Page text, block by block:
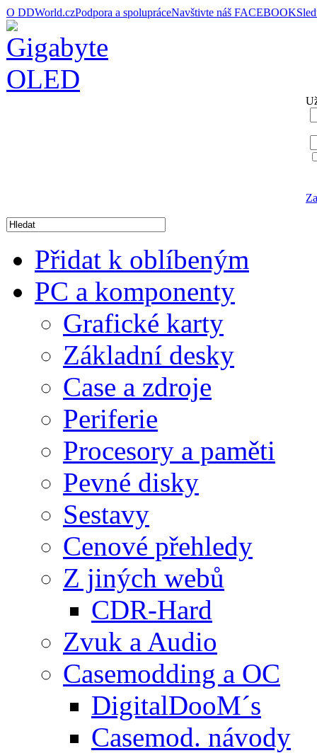
O DDWorld.czPodpora a spolupráceNavštivte náš FACEBOOK
Přidat k oblíbeným
PC a komponenty
Grafické karty
Základní desky
Case a zdroje
Periferie
Procesory a paměti
Pevné disky
Sestavy
Cenové přehledy
Z jiných webů
CDR-Hard
Zvuk a Audio
Casemodding a OC
DigitalDooM´s
Casemod. návody